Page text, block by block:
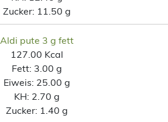
Zucker: 11.50 g
Aldi pute 3 g fett
127.00 Kcal
Fett: 3.00 g
Eiweis: 25.00 g
KH: 2.70 g
Zucker: 1.40 g